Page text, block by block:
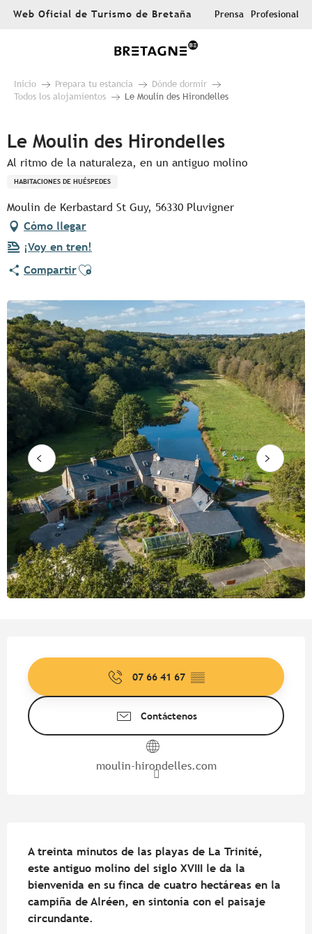
AllerWeb Oficial de Turismo de Bretaña Prensa Profesional
Inicio Prepara tu estancia
Dónde dormir
Todos los alojamientos
Le Moulin des Hirondelles
Le Moulin des Hirondelles
Al ritmo de la naturaleza, en un antiguo molino
HABITACIONES DE HUÉSPEDES
Moulin de Kerbastard St Guy, 56330 Pluvigner
Cómo llegar
¡Voy en tren!
CompartirAjouter aux favoris
07 66 41 67 ▒▒
Contáctenos
moulin-hirondelles.com
A treinta minutos de las playas de La Trinité,
este antiguo molino del siglo XVIII le da la
bienvenida en su finca de cuatro hectáreas en la
campiña de Alréen, en sintonía con el paisaje
circundante.